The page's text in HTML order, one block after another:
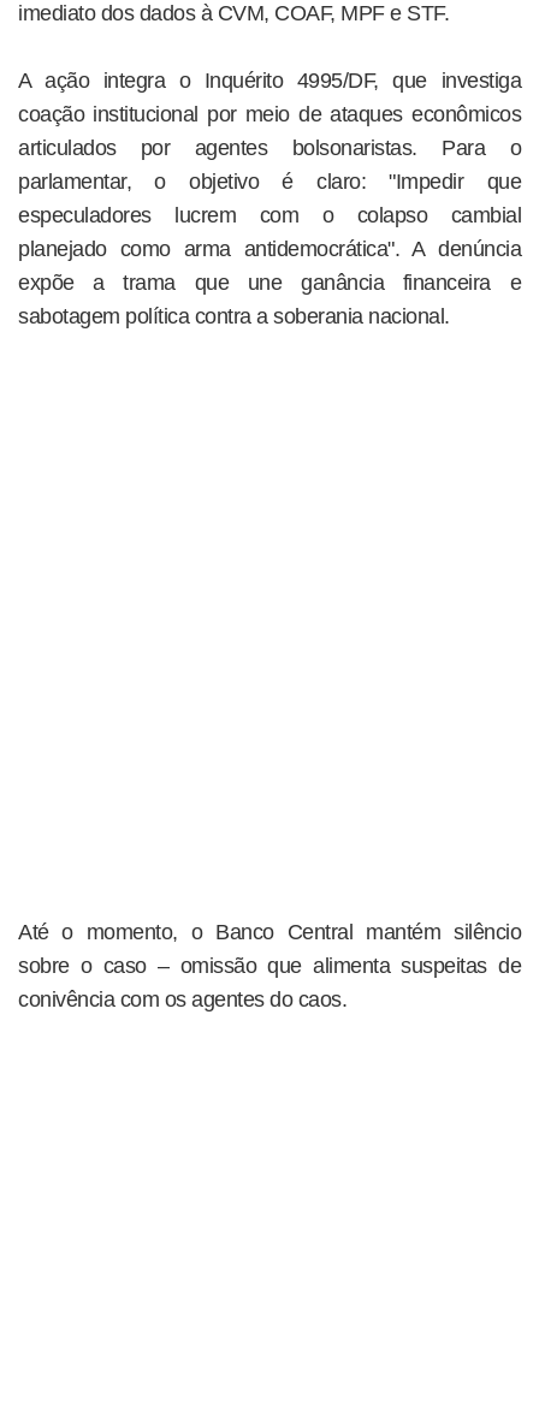
imediato dos dados à CVM, COAF, MPF e STF.
A ação integra o Inquérito 4995/DF, que investiga
coação institucional por meio de ataques econômicos
articulados por agentes bolsonaristas. Para o
parlamentar, o objetivo é claro: "Impedir que
especuladores lucrem com o colapso cambial
planejado como arma antidemocrática". A denúncia
expõe a trama que une ganância financeira e
sabotagem política contra a soberania nacional.
Até o momento, o Banco Central mantém silêncio
sobre o caso – omissão que alimenta suspeitas de
conivência com os agentes do caos.